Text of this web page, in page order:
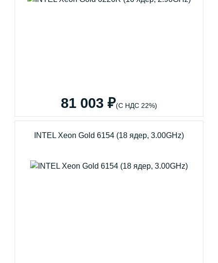
81 003 ₽(С НДС 22%)
INTEL Xeon Gold 6154 (18 ядер, 3.00GHz)